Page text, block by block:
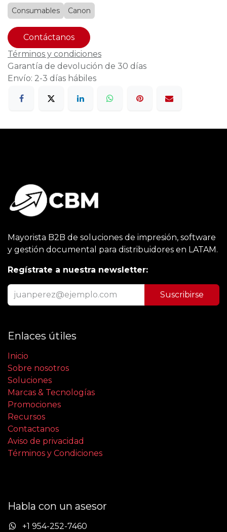
Consumables Canon
Contáctanos
Términos y condiciones
Garantía de devolución de 30 días
Envío: 2-3 días hábiles
Mayorista B2B de soluciones de impresión, software
y gestión documental para distribuidores en LATAM.
Regístrate a nuestra newsletter:
Suscribirse
Enlaces útiles
Inicio
Sobre nosotros
Soluciones
Marcas & Tecnologías
Promociones
Recursos
Contactanos
Aviso de privacidad
Términos y Condiciones
Habla con un asesor
+1 954-252-7460